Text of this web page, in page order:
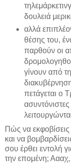
δουλειά
αλλά
θέσης του,
παρθούν οι
γίνουν από
πετάγεται ο
Πώς να
και να
σου έρθει εντολή
την επομένη; Αααχ,